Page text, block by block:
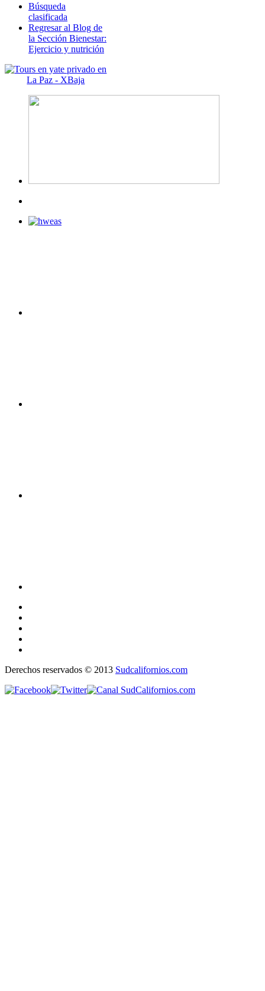
Búsqueda
clasificada
Regresar al Blog de
la Sección Bienestar:
Ejercicio y nutrición
Derechos reservados © 2013 Sudcalifornios.com